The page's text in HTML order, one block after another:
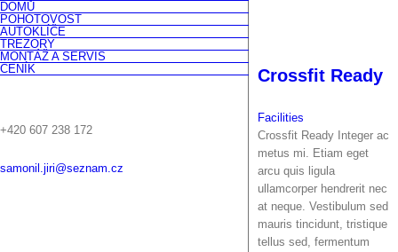
Skip
to
content
DOMŮ
POHOTOVOST
AUTOKLÍČE
TREZORY
MONTÁŽ A SERVIS
CENÍK
+420 607 238 172
samonil.jiri@seznam.cz
Crossfit Ready
Facilities
Crossfit Ready Integer ac
metus mi. Etiam eget
arcu quis ligula
ullamcorper hendrerit nec
at neque. Vestibulum sed
mauris tincidunt, tristique
tellus sed, fermentum